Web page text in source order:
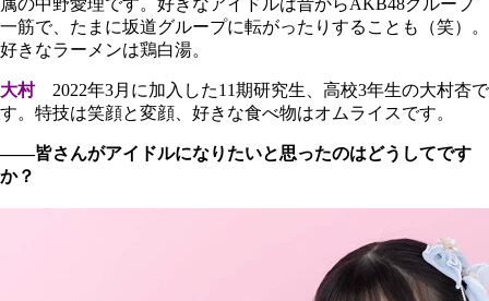
一筋で、たまに坂道グループに転がったりすることも（笑）。
好きなラーメンは鶏白湯。
大村2022年3月に加入した11期研究生、高校3年生の大村杏で
す。特技は笑顔と変顔、好きな食べ物はオムライスです。
――皆さんがアイドルになりたいと思ったのはどうしてです
か？